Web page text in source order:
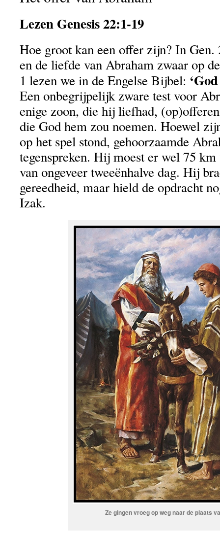
Lezen Genesis 22:1-19
Hoe groot kan een offer zijn? In
en de liefde van Abraham zwaar op
1 lezen we in de Engelse Bijbel:
Een onbegrijpelijk zware test voor
enige zoon, die hij liefhad,
die God hem zou noemen. Hoewel
op het spel stond, gehoorzaamde
tegenspreken. Hij moest er wel 75
van ongeveer tweeënhalve dag. Hij
gereedheid, maar hield de opdracht
Izak.
Ze gingen vroeg op weg naar de plaats